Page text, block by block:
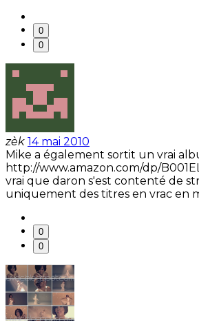
0
0
zèk 14 mai 2010
Mike a également sortit un vrai
http://www.amazon.com/dp/
vrai que daron s'est contenté de
uniquement des titres en vrac en
0
0